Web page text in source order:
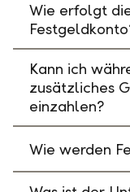
Wie erfolgt
Kann ich
zusätzliches
einzahlen?
Wie werden